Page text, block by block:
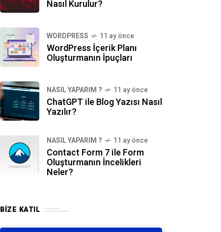
Nasıl Kurulur?
WORDPRESS 11 ay önce
WordPress İçerik Planı
Oluşturmanın İpuçları
NASIL YAPARIM ? 11 ay önce
ChatGPT ile Blog Yazısı Nasıl
Yazılır?
NASIL YAPARIM ? 11 ay önce
Contact Form 7 ile Form
Oluşturmanın İncelikleri
Neler?
BIZE KATIL